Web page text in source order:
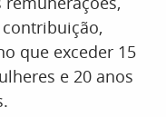
que exceder 15
e 20 anos